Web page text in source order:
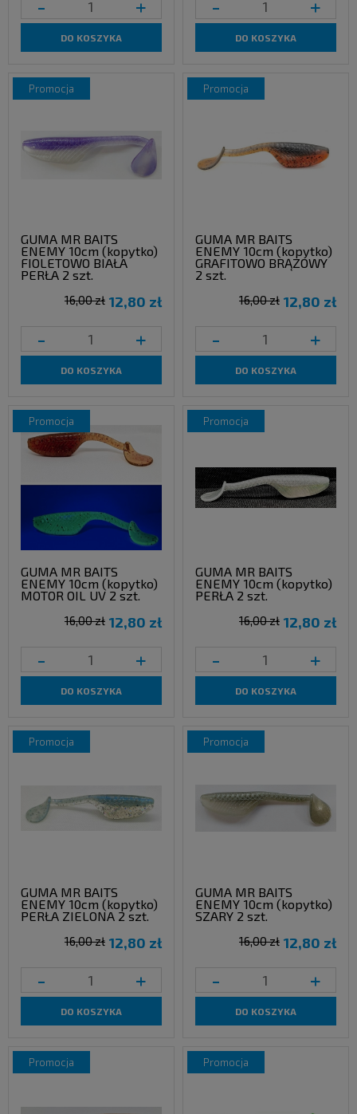
- +
DO KOSZYKA
- +
DO KOSZYKA
GUMA MR BAITS
ENEMY 10cm (kopytko)
FIOLETOWO BIAŁA
PERŁA 2 szt.
12,80 zł
16,00 zł
- +
DO KOSZYKA
promocja
GUMA MR BAITS
ENEMY 10cm (kopytko)
GRAFITOWO BRĄZOWY
2 szt.
12,80 zł
16,00 zł
- +
DO KOSZYKA
promocja
GUMA MR BAITS
ENEMY 10cm (kopytko)
MOTOR OIL UV 2 szt.
12,80 zł
16,00 zł
- +
DO KOSZYKA
promocja
GUMA MR BAITS
ENEMY 10cm (kopytko)
PERŁA 2 szt.
12,80 zł
16,00 zł
- +
DO KOSZYKA
promocja
GUMA MR BAITS
ENEMY 10cm (kopytko)
PERŁA ZIELONA 2 szt.
12,80 zł
16,00 zł
- +
DO KOSZYKA
promocja
GUMA MR BAITS
ENEMY 10cm (kopytko)
SZARY 2 szt.
12,80 zł
16,00 zł
- +
DO KOSZYKA
promocja
promocja promocja